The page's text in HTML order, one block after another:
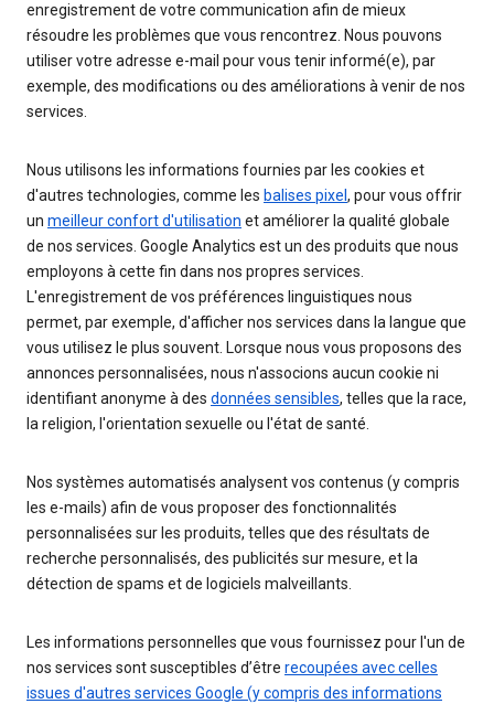
enregistrement de votre communication afin de mieux
résoudre les problèmes que vous rencontrez. Nous pouvons
utiliser votre adresse e-mail pour vous tenir informé(e), par
exemple, des modifications ou des améliorations à venir de nos
services.
Nous utilisons les informations fournies par les cookies et
d'autres technologies, comme les balises pixel , pour vous offrir
un meilleur confort d'utilisation et améliorer la qualité globale
de nos services. Google Analytics est un des produits que nous
employons à cette fin dans nos propres services.
L'enregistrement de vos préférences linguistiques nous
permet, par exemple, d'afficher nos services dans la langue que
vous utilisez le plus souvent. Lorsque nous vous proposons des
annonces personnalisées, nous n'associons aucun cookie ni
identifiant anonyme à des données sensibles, telles que la race,
la religion, l'orientation sexuelle ou l'état de santé.
Nos systèmes automatisés analysent vos contenus (y compris
les e-mails) afin de vous proposer des fonctionnalités
personnalisées sur les produits, telles que des résultats de
recherche personnalisés, des publicités sur mesure, et la
détection de spams et de logiciels malveillants.
Les informations personnelles que vous fournissez pour l'un de
nos services sont susceptibles d’être recoupées avec celles
issues d'autres services Google (y compris des informations